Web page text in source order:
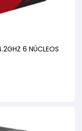
6 NÚCLEOS